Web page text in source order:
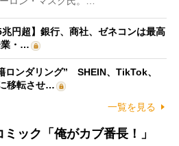
兆円超】銀行、商社、ゼネコンは最高
業・…
ロンダリング” SHEIN、TikTok、
移転させ…
一覧を見る
ック「俺がカブ番長！」